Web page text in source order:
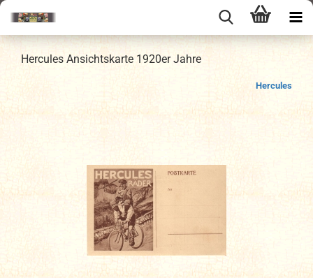
Hercules Ansichtskarte 1920er Jahre
Hercules